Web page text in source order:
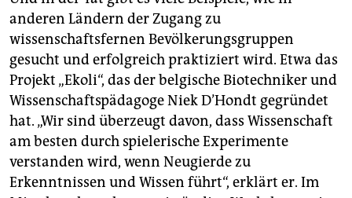
anderen Ländern der Zugang zu
wissenschaftsfernen Bevölkerungsgruppen
gesucht und erfolgreich praktiziert wird. Etwa das
Projekt „Ekoli“, das der belgische Biotechniker und
Wissenschaftspädagoge Niek D’Hondt gegründet
hat. „Wir sind überzeugt davon, dass Wissenschaft
am besten durch spielerische Experimente
verstanden wird, wenn Neugierde zu
Erkenntnissen und Wissen führt“, erklärt er. Im